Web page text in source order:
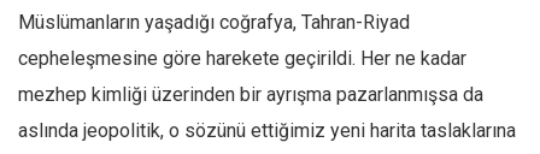
Düşünce
Dosyalar
Müslümanların yaşadığı coğrafya, Tahran-Riyad
cepheleşmesine göre harekete geçirildi. Her ne kadar
mezhep kimliği üzerinden bir ayrışma pazarlanmışsa da
aslında jeopolitik, o sözünü ettiğimiz yeni harita taslaklarına